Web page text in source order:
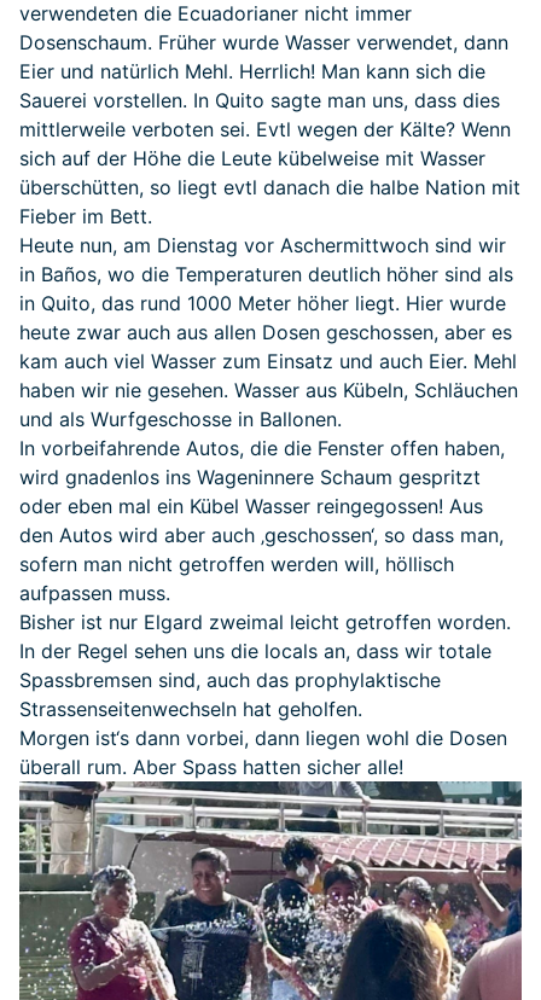
verwendeten die Ecuadorianer nicht immer
Dosenschaum. Früher wurde Wasser verwendet, dann
Eier und natürlich Mehl. Herrlich! Man kann sich die
Sauerei vorstellen. In Quito sagte man uns, dass dies
mittlerweile verboten sei. Evtl wegen der Kälte? Wenn
sich auf der Höhe die Leute kübelweise mit Wasser
überschütten, so liegt evtl danach die halbe Nation mit
Fieber im Bett.
Heute nun, am Dienstag vor Aschermittwoch sind wir
in Baños, wo die Temperaturen deutlich höher sind als
in Quito, das rund 1000 Meter höher liegt. Hier wurde
heute zwar auch aus allen Dosen geschossen, aber es
kam auch viel Wasser zum Einsatz und auch Eier. Mehl
haben wir nie gesehen. Wasser aus Kübeln, Schläuchen
und als Wurfgeschosse in Ballonen.
In vorbeifahrende Autos, die die Fenster offen haben,
wird gnadenlos ins Wageninnere Schaum gespritzt
oder eben mal ein Kübel Wasser reingegossen! Aus
den Autos wird aber auch ‚geschossen‘, so dass man,
sofern man nicht getroffen werden will, höllisch
aufpassen muss.
Bisher ist nur Elgard zweimal leicht getroffen worden.
In der Regel sehen uns die locals an, dass wir totale
Spassbremsen sind, auch das prophylaktische
Strassenseitenwechseln hat geholfen.
Morgen ist‘s dann vorbei, dann liegen wohl die Dosen
überall rum. Aber Spass hatten sicher alle!